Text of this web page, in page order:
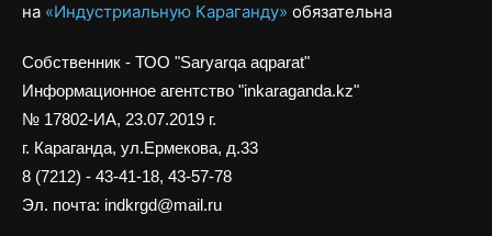
на «Индустриальную Караганду» обязательна
Собственник - ТОО "Saryarqa aqparat"
Информационное агентство "inkaraganda.kz"
№ 17802-ИА, 23.07.2019 г.
г. Караганда, ул.Ермекова, д.33
8 (7212) - 43-41-18, 43-57-78
Эл. почта: indkrgd@mail.ru